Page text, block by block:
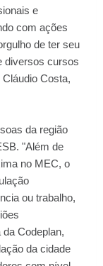
e
com ações
de ter seu
diversos cursos
Costa,
da região
"Além de
no MEC, o
ou trabalho,
Codeplan,
da cidade